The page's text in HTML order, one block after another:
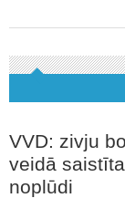
VVD: zivju
veidā
noplūdi